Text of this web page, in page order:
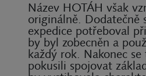
Název HOTÁH však
originálně. Dodatečně
expedice potřeboval
by byl zobecněn a
každý rok. Nakonec
pokusili spojovat